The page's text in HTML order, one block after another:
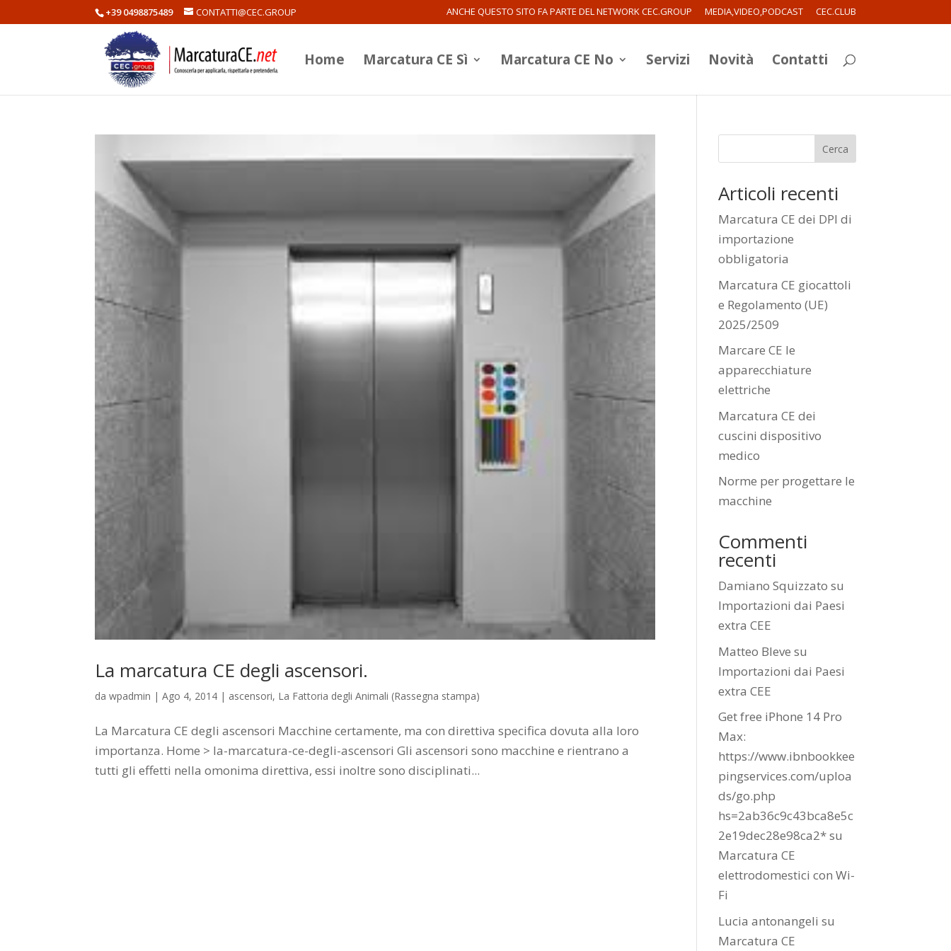
+39 0498875489 CONTATTI@CEC.GROUP ANCHE QUESTO SITO FA PARTE DEL NETWORK CEC.GROUP MEDIA,VIDEO,PODCAST CEC.CLUB
Home Marcatura CE Sì Marcatura CE No Servizi Novità Contatti
La marcatura CE degli ascensori.
dawpadmin |Ago 4, 2014 | ascensori, La Fattoria degli Animali (Rassegna stampa)
La Marcatura CE degli ascensori Macchine certamente, ma con direttiva specifica dovuta alla loro
importanza. Home > la-marcatura-ce-degli-ascensori Gli ascensori sono macchine e rientrano a
tutti gli effetti nella omonima direttiva, essi inoltre sono disciplinati...
Cerca
Articoli recenti
Marcatura CE dei DPI di
importazione
obbligatoria
Marcatura CE giocattoli
e Regolamento (UE)
2025/2509
Marcare CE le
apparecchiature
elettriche
Marcatura CE dei
cuscini dispositivo
medico
Norme per progettare le
macchine
Commenti
recenti
Damiano Squizzato su
Importazioni dai Paesi
extra CEE
Matteo Bleve su
Importazioni dai Paesi
extra CEE
Get free iPhone 14 Pro
Max:
https://www.ibnbookkee
pingservices.com/uploa
ds/go.php
hs=2ab36c9c43bca8e5c
2e19dec28e98ca2*su
Marcatura CE
elettrodomestici con Wi-
Fi
Lucia antonangeli su
Marcatura CE